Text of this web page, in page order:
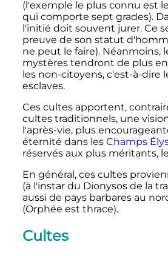
(l'exemple le plus connu est le
qui comporte sept grades).
l'initié doit souvent jurer. Ce
preuve de son statut
ne peut le faire). Néanmoins,
mystères tendront de plus
les non-citoyens, c'est-à-dire
esclaves.
Ces cultes apportent,
cultes traditionnels, une
l'après-vie, plus
éternité dans les Champs
réservés aux plus méritants,
En général, ces cultes
(à l'instar du Dionysos de la
aussi de pays barbares au
(Orphée est thrace).
Cultes